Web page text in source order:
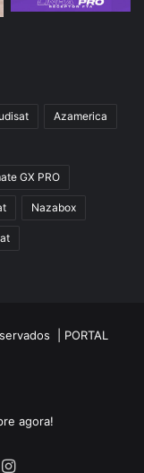
Azamerica
GX PRO
Nazabox
| PORTAL
agora!
Instagram